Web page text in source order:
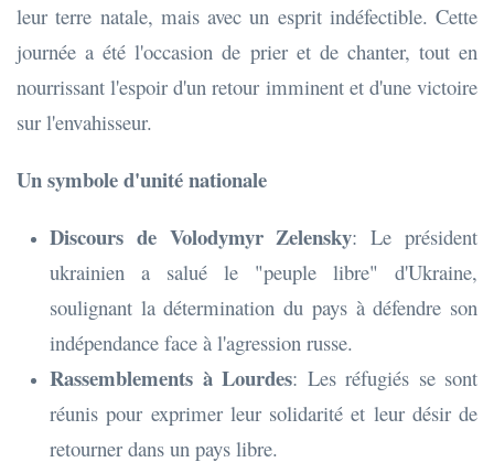
leur terre natale, mais avec un esprit indéfectible. Cette
journée a été l'occasion de prier et de chanter, tout en
nourrissant l'espoir d'un retour imminent et d'une victoire
sur l'envahisseur.
Un symbole d'unité nationale
Discours de Volodymyr Zelensky: Le président
ukrainien a salué le "peuple libre" d'Ukraine,
soulignant la détermination du pays à défendre son
indépendance face à l'agression russe.
Rassemblements à Lourdes: Les réfugiés se sont
réunis pour exprimer leur solidarité et leur désir de
retourner dans un pays libre.